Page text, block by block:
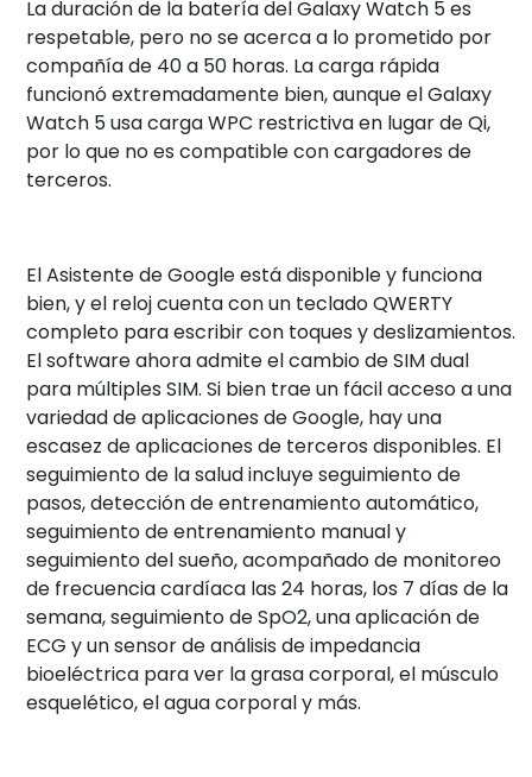
La duración de la batería del Galaxy Watch 5 es
respetable, pero no se acerca a lo prometido por
compañía de 40 a 50 horas. La carga rápida
funcionó extremadamente bien, aunque el Galaxy
Watch 5 usa carga WPC restrictiva en lugar de Qi,
por lo que no es compatible con cargadores de
terceros.
El Asistente de Google está disponible y funciona
bien, y el reloj cuenta con un teclado QWERTY
completo para escribir con toques y deslizamientos.
El software ahora admite el cambio de SIM dual
para múltiples SIM. Si bien trae un fácil acceso a una
variedad de aplicaciones de Google, hay una
escasez de aplicaciones de terceros disponibles. El
seguimiento de la salud incluye seguimiento de
pasos, detección de entrenamiento automático,
seguimiento de entrenamiento manual y
seguimiento del sueño, acompañado de monitoreo
de frecuencia cardíaca las 24 horas, los 7 días de la
semana, seguimiento de SpO2, una aplicación de
ECG y un sensor de análisis de impedancia
bioeléctrica para ver la grasa corporal, el músculo
esquelético, el agua corporal y más.